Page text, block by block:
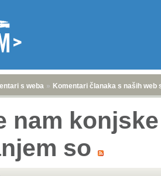
s weba » Komentari članaka s naših web
nam
so